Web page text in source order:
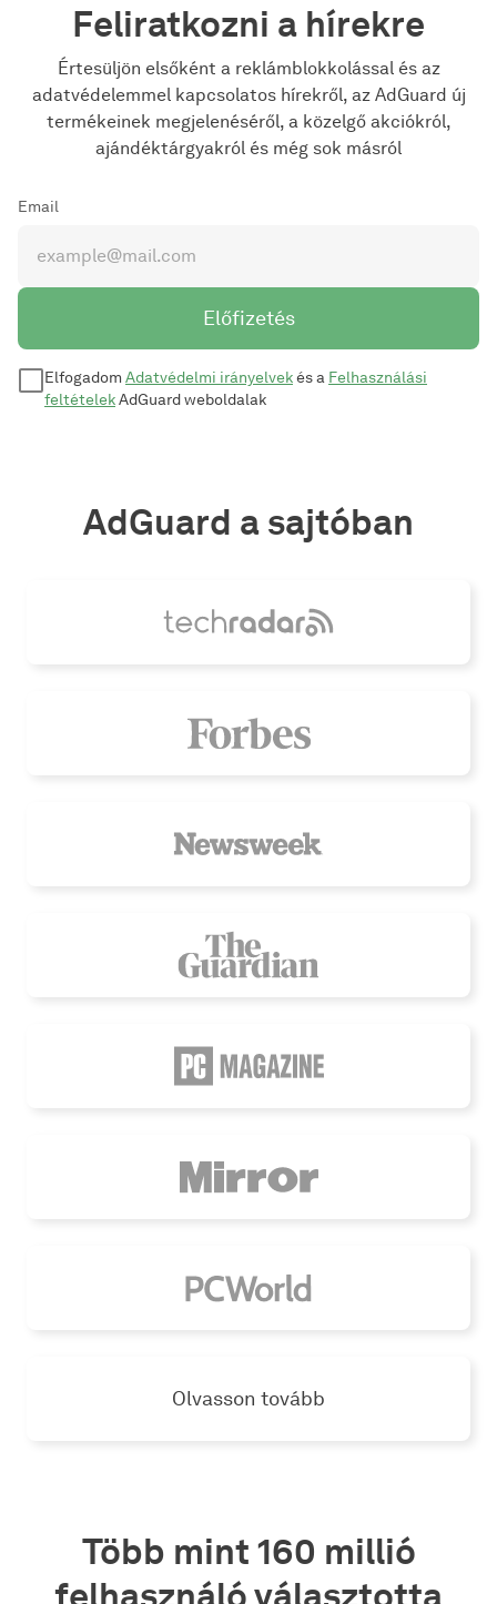
Feliratkozni a hírekre
Értesüljön elsőként a reklámblokkolással és az
adatvédelemmel kapcsolatos hírekről, az AdGuard új
termékeinek megjelenéséről, a közelgő akciókról,
ajándéktárgyakról és még sok másról
Email
Előfizetés
Elfogadom Adatvédelmi irányelvekés a Felhasználási
feltételekAdGuard weboldalak
AdGuard a sajtóban
Olvasson tovább
Több mint 160 millió